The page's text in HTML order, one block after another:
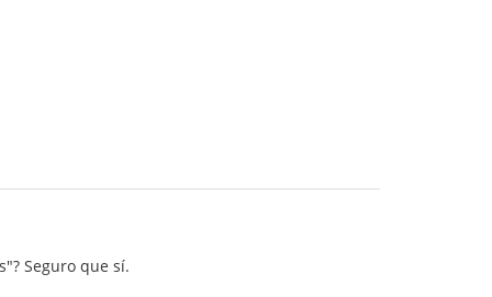
Seguro que sí.